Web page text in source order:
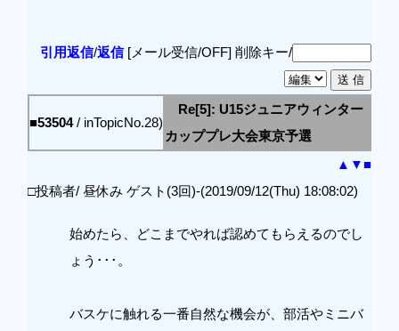
引用返信/返信[メール受信/OFF] 削除キー/
■53504/ inTopicNo.28)
Re[5]: U15ジュニアウィンター
カッププレ大会東京予選
▲ ▼■
□投稿者/ 昼休み ゲスト(3回)-(2019/09/12(Thu) 18:08:02)
始めたら、どこまでやれば認めてもらえるのでし
ょう･･･。
バスケに触れる一番自然な機会が、部活やミニバ